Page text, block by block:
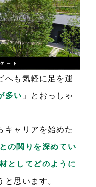
へも気軽に足を運
多い 」とおっしゃ
キャリアを始めた
の関りを深めてい
としてどのように
と思います。